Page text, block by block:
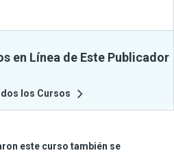
en Línea de Este Publicador
los Cursos
este curso también se